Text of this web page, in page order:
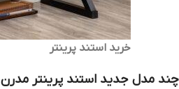
خرید استند پرینتر
چند مدل جدید استند پرینتر مدرن